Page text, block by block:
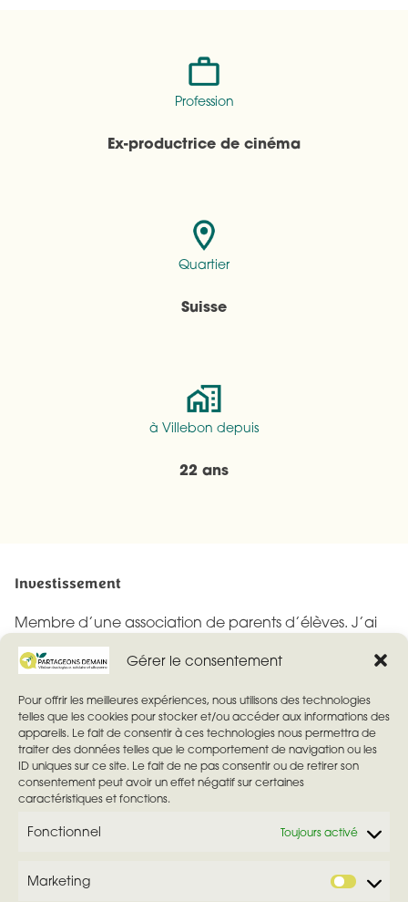
Gérer le consentement
Pour offrir les meilleures expériences, nous utilisons des technologies
telles que les cookies pour stocker et/ou accéder aux informations des
appareils. Le fait de consentir à ces technologies nous permettra de
traiter des données telles que le comportement de navigation ou les
ID uniques sur ce site. Le fait de ne pas consentir ou de retirer son
consentement peut avoir un effet négatif sur certaines
caractéristiques et fonctions.
Fonctionnel Toujours activé
Marketing
Profession
Ex-productrice de cinéma
Quartier
Suisse
à Villebon depuis
22 ans
Investissement
Membre d’une association de parents d’élèves. J’ai
toujours essayé de m’investir dans la vie locale de
Villebon (fête des voisins par exemple) et depuis mon
enfance d’aider les personnes les plus précaires. Ma
devise serait, “plutôt que de raler agissons”. Mes
principales préocupations pour Villebon-sur-Yvette
sont la sauvegarde de la faune, de la flore et du
patrimoine urbain de Villebon sur Yvette.